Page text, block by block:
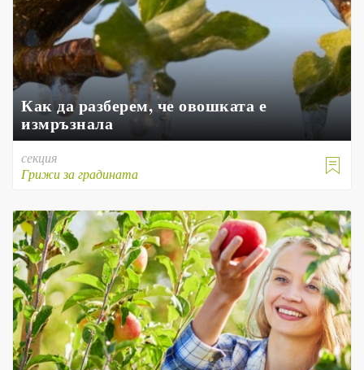
Как да разберем, че овошката е
измръзнала

секция
Грижи за градината